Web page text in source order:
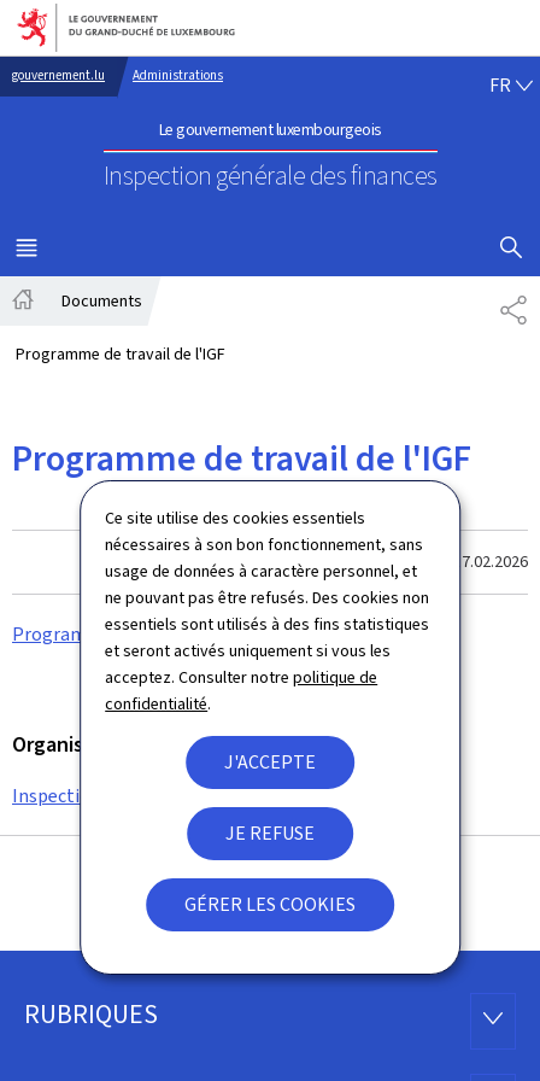
Ce site utilise des cookies essentiels
nécessaires à son bon fonctionnement, sans
usage de données à caractère personnel, et
ne pouvant pas être refusés. Des cookies non
essentiels sont utilisés à des fins statistiques
et seront activés uniquement si vous les
acceptez. Consulter notrepolitique de
confidentialité.
J'ACCEPTE
JE REFUSE
GÉRER LES COOKIES
Aller au menu principal
Aller au contenu
gouvernement.lu Administrations
Le gouvernement luxembourgeois
Inspection générale des finances
FR
MENU
PRINCIPAL
Documents
Programme de travail de l'IGF
Programme de travail de l'IGF
Dernière modification le 17.02.2026
Programme de travail 2025–2027 de l’IGF (Pdf, 668 Ko)
Organisation
Inspection générale des finances (IGF)
Pied
RUBRIQUES